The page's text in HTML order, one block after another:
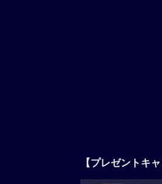
【プレゼントキ